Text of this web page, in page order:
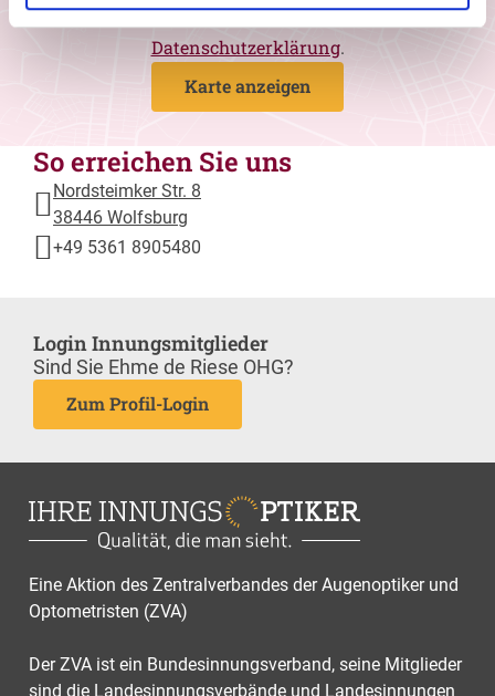
Datenschutzerklärung.
Karte anzeigen
So erreichen Sie uns
Nordsteimker Str. 8
38446 Wolfsburg
+49 5361 8905480
Login Innungsmitglieder
Sind Sie Ehme de Riese OHG?
Zum Profil-Login
Eine Aktion des Zentralverbandes der Augenoptiker und
Optometristen (ZVA)
Der ZVA ist ein Bundesinnungsverband, seine Mitglieder
sind die Landesinnungsverbände und Landesinnungen